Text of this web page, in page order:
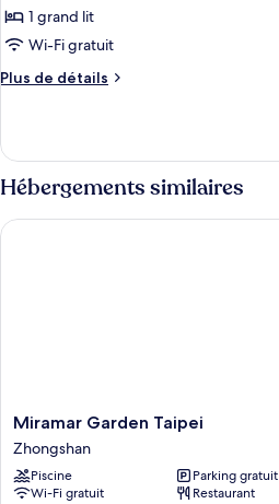
type
de
chambre :
Chambre
grand
lit
1 grand lit
Wi-Fi gratuit
Plus de détails
Plus
le
type
de
Chambre
Hébergements similaires
Miramar
Garden
Taipei
Zhongshan
Miramar Garden Taipei
Zhongshan
Piscine
Parking gratuit
Wi-Fi gratuit
Restaurant
Miramar Garden Taipei